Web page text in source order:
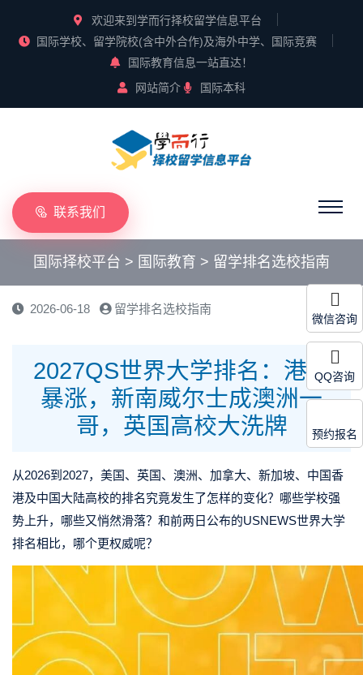
欢迎来到学而行择校留学信息平台
国际学校、留学院校(含中外合作)及海外中学、国际竞赛
国际教育信息一站直达！
网站简介
国际本科
联系我们
国际择校平台 > 国际教育 > 留学排名选校指南
2026-06-18 留学排名选校指南
2027QS世界大学排名：港校
暴涨，新南威尔士成澳洲一
哥，英国高校大洗牌
从2026到2027，美国、英国、澳洲、加拿大、新加坡、中国香
港及中国大陆高校的排名究竟发生了怎样的变化？哪些学校强
势上升，哪些又悄然滑落？和前两日公布的USNEWS世界大学
排名相比，哪个更权威呢？
微信咨询
QQ咨询
预约报名